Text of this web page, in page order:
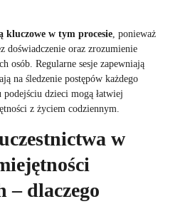
kluczowe w tym procesie , ponieważ
doświadczenie oraz zrozumienie
osób. Regularne sesje zapewniają
na śledzenie postępów każdego
dzieci mogą łatwiej
z życiem codziennym.
w
– dlaczego